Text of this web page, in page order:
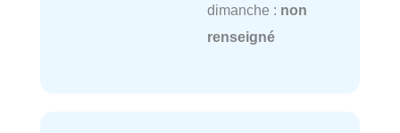
dimanche : non
renseigné